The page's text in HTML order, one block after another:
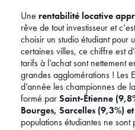
Une rentabilité locative
rêve de tout investisseur et
choisir un studio étudiant pour
certaines villes, ce chiffre est
tarifs à l’achat sont nettement
grandes agglomérations ! Les
d’année les championnes de
formé parSaint-Étienne
Bourges, Sarcelles (9,3%)
populations étudiantes ne sont